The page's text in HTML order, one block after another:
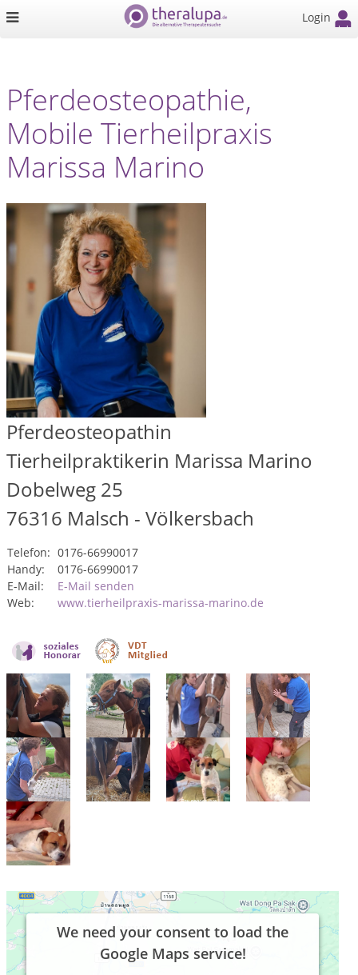
Login
Pferdeosteopathie,
Mobile Tierheilpraxis
Marissa Marino
Pferdeosteopathin
Tierheilpraktikerin Marissa Marino
Dobelweg 25
76316 Malsch - Völkersbach
Telefon: 0176-66990017
Handy:
0176-66990017
E-Mail:
E-Mail senden
Web:
www.tierheilpraxis-marissa-marino.de
We need your consent to load the
Google Maps service!